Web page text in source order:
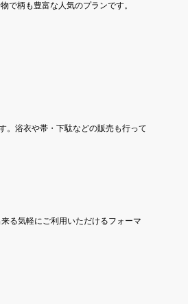
で柄も豊富な人気のプランです。
。浴衣や帯・下駄などの販売も行って
る気軽にご利用いただけるフォーマ